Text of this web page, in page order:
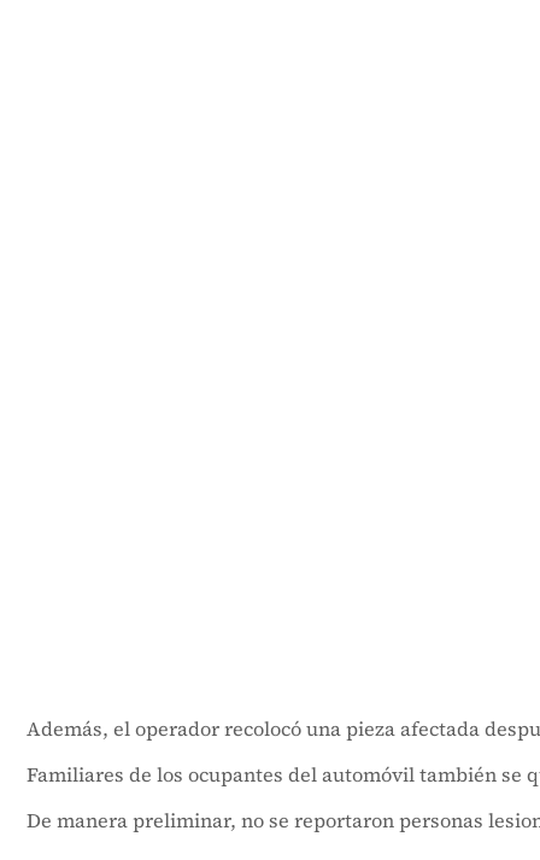
Además, el operador recolocó una pieza afectada
Familiares de los ocupantes del automóvil también se
De manera preliminar, no se reportaron personas